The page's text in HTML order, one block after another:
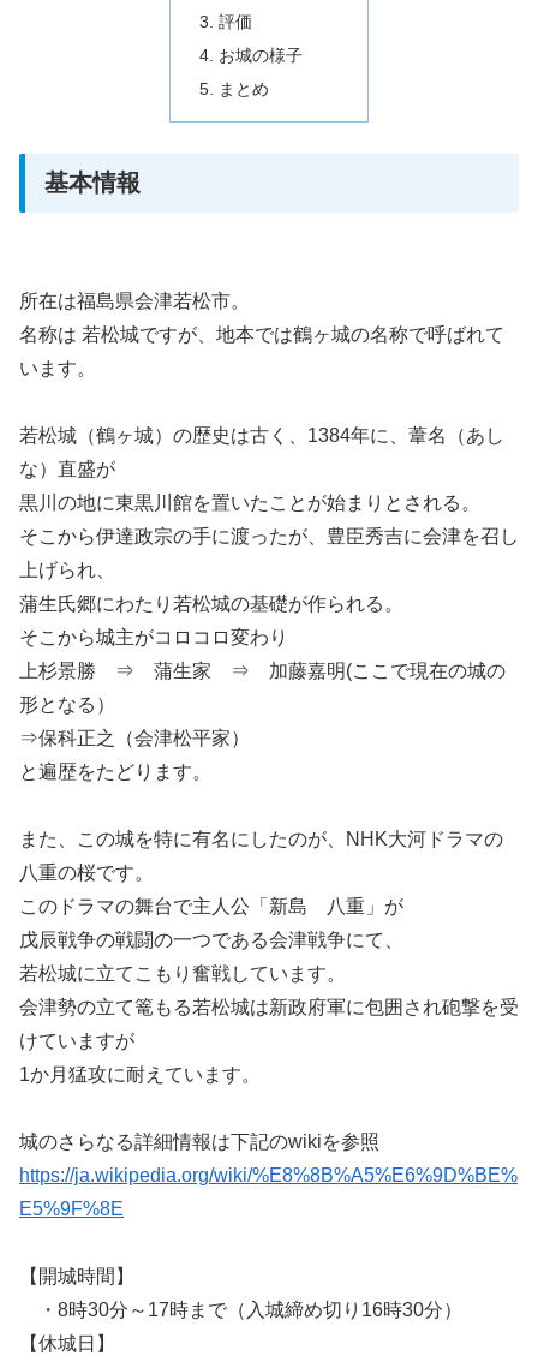
評価
お城の様子
まとめ
基本情報
所在は福島県会津若松市。
名称は 若松城ですが、地本では鶴ヶ城の名称で呼ばれて
います。
若松城（鶴ヶ城）の歴史は古く、1384年に、葦名（あし
な）直盛が
黒川の地に東黒川館を置いたことが始まりとされる。
そこから伊達政宗の手に渡ったが、豊臣秀吉に会津を召し
上げられ、
蒲生氏郷にわたり若松城の基礎が作られる。
そこから城主がコロコロ変わり
上杉景勝 ⇒ 蒲生家 ⇒ 加藤嘉明(ここで現在の城の
形となる）
⇒保科正之（会津松平家）
と遍歴をたどります。
また、この城を特に有名にしたのが、NHK大河ドラマの
八重の桜です。
このドラマの舞台で主人公「新島 八重」が
戊辰戦争の戦闘の一つである会津戦争にて、
若松城に立てこもり奮戦しています。
会津勢の立て篭もる若松城は新政府軍に包囲され砲撃を受
けていますが
1か月猛攻に耐えています。
城のさらなる詳細情報は下記のwikiを参照
https://ja.wikipedia.org/wiki/%E8%8B%A5%E6%9D%BE%
E5%9F%8E
【開城時間】
・8時30分～17時まで（入城締め切り16時30分）
【休城日】